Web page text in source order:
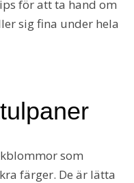
för att ta hand om
sig fina under hela
som
färger. De är lätta